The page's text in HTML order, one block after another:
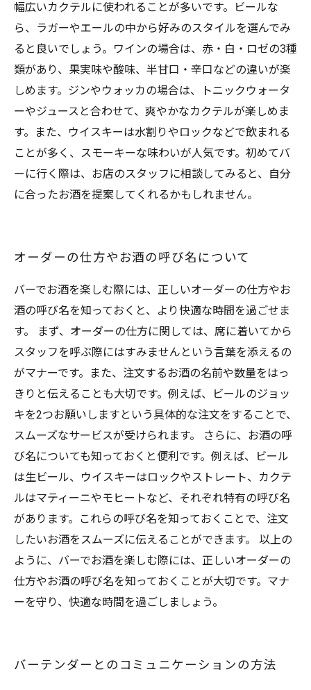
幅広いカクテルに使われることが多いです。ビールな
ら、ラガーやエールの中から好みのスタイルを選んでみ
ると良いでしょう。ワインの場合は、赤・白・ロゼの3種
類があり、果実味や酸味、半甘口・辛口などの違いが楽
しめます。ジンやウォッカの場合は、トニックウォータ
ーやジュースと合わせて、爽やかなカクテルが楽しめま
す。また、ウイスキーは水割りやロックなどで飲まれる
ことが多く、スモーキーな味わいが人気です。初めてバ
ーに行く際は、お店のスタッフに相談してみると、自分
に合ったお酒を提案してくれるかもしれません。
オーダーの仕方やお酒の呼び名について
バーでお酒を楽しむ際には、正しいオーダーの仕方やお
酒の呼び名を知っておくと、より快適な時間を過ごせま
す。 まず、オーダーの仕方に関しては、席に着いてから
スタッフを呼ぶ際にはすみませんという言葉を添えるの
がマナーです。また、注文するお酒の名前や数量をはっ
きりと伝えることも大切です。例えば、ビールのジョッ
キを2つお願いしますという具体的な注文をすることで、
スムーズなサービスが受けられます。 さらに、お酒の呼
び名についても知っておくと便利です。例えば、ビール
は生ビール、ウイスキーはロックやストレート、カクテ
ルはマティーニやモヒートなど、それぞれ特有の呼び名
があります。これらの呼び名を知っておくことで、注文
したいお酒をスムーズに伝えることができます。 以上の
ように、バーでお酒を楽しむ際には、正しいオーダーの
仕方やお酒の呼び名を知っておくことが大切です。マナ
ーを守り、快適な時間を過ごしましょう。
バーテンダーとのコミュニケーションの方法